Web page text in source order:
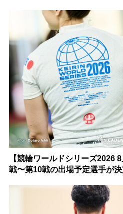
【競輪ワールドシリーズ2026
戦〜第10戦の出場予定選手が決